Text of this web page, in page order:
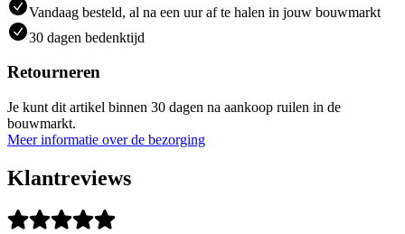
Vandaag besteld, al na een uur af te halen in jouw bouwmarkt
30 dagen bedenktijd
Retourneren
Je kunt dit artikel binnen 30 dagen na aankoop ruilen in de
bouwmarkt.
Meer informatie over de bezorging
Klantreviews